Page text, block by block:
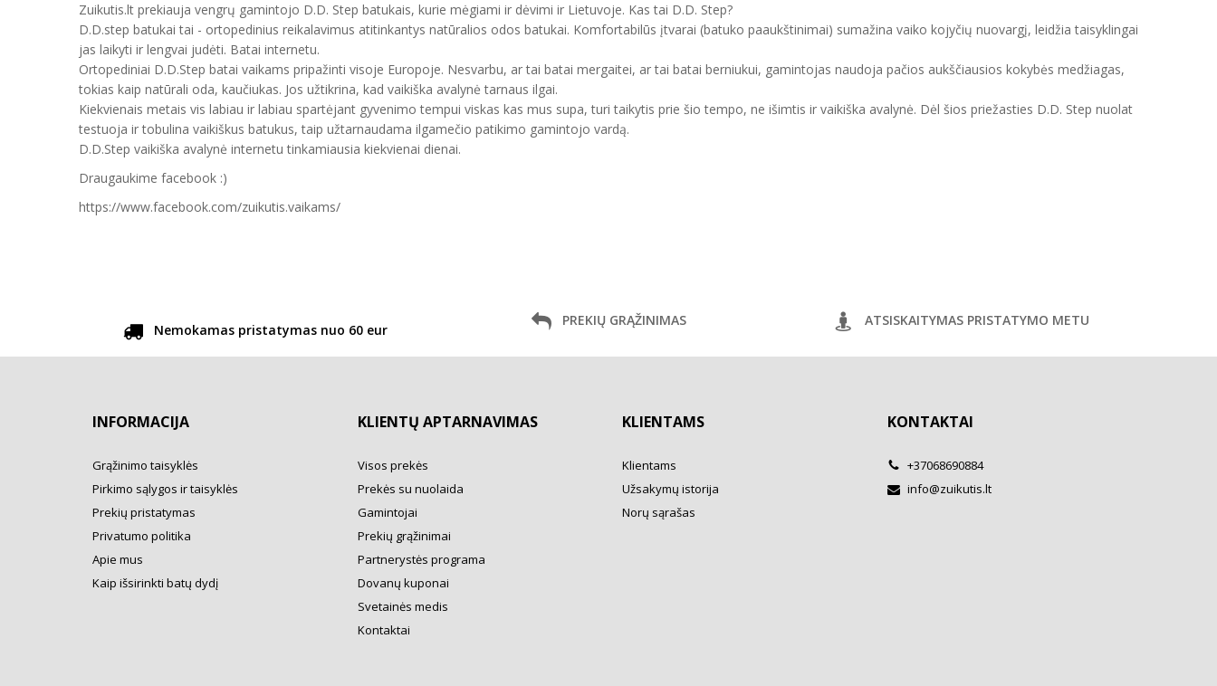
Zuikutis.lt prekiauja vengrų gamintojo D.D. Step batukais, kurie mėgiami ir dėvimi ir Lietuvoje. Kas tai D.D. Step?
D.D.step batukai tai - ortopedinius reikalavimus atitinkantys natūralios odos batukai. Komfortabilūs įtvarai (batuko paaukštinimai) sumažina vaiko kojyčių nuovargį, leidžia taisyklingai
jas laikyti ir lengvai judėti. Batai internetu.
Ortopediniai D.D.Step batai vaikams pripažinti visoje Europoje. Nesvarbu, ar tai batai mergaitei, ar tai batai berniukui, gamintojas naudoja pačios aukščiausios kokybės medžiagas,
tokias kaip natūrali oda, kaučiukas. Jos užtikrina, kad vaikiška avalynė tarnaus ilgai.
Kiekvienais metais vis labiau ir labiau spartėjant gyvenimo tempui viskas kas mus supa, turi taikytis prie šio tempo, ne išimtis ir vaikiška avalynė. Dėl šios priežasties D.D. Step nuolat
testuoja ir tobulina vaikiškus batukus, taip užtarnaudama ilgamečio patikimo gamintojo vardą.
D.D.Step vaikiška avalynė internetu tinkamiausia kiekvienai dienai.
Draugaukime facebook :)
https://www.facebook.com/zuikutis.vaikams/
Nemokamas pristatymas nuo 60 eur
PREKIŲ GRĄŽINIMAS ATSISKAITYMAS PRISTATYMO METU
INFORMACIJA
Grąžinimo taisyklės
Pirkimo sąlygos ir taisyklės
Prekių pristatymas
Privatumo politika
Apie mus
Kaip išsirinkti batų dydį
KLIENTŲ APTARNAVIMAS
Visos prekės
Prekės su nuolaida
Gamintojai
Prekių grąžinimai
Partnerystės programa
Dovanų kuponai
Svetainės medis
Kontaktai
KLIENTAMS
Klientams
Užsakymų istorija
Norų sąrašas
KONTAKTAI
+37068690884
info@zuikutis.lt